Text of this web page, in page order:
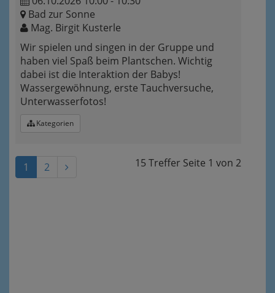
Bad zur Sonne
Mag. Birgit Kusterle
Wir spielen und singen in der Gruppe und
haben viel Spaß beim Plantschen. Wichtig
dabei ist die Interaktion der Babys!
Wassergewöhnung, erste Tauchversuche,
Unterwasserfotos!
Kategorien
15 Treffer Seite 1 von 2
1 2